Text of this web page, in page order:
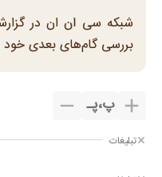
شبکه سی ان ان در
بررسی گام‌های بعدی خود
پ،پـ
تبلیغات